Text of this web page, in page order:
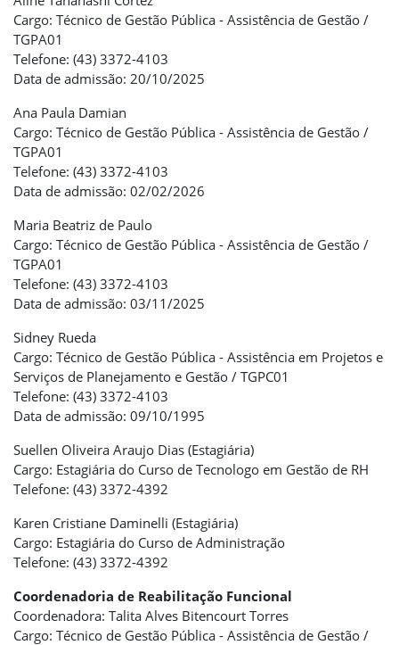
Cargo: Técnico de Gestão Pública - Assistência de Gestão /
TGPA01
Telefone: (43) 3372-4103
Data de admissão: 20/10/2025
Ana Paula Damian
Cargo: Técnico de Gestão Pública - Assistência de Gestão /
TGPA01
Telefone: (43) 3372-4103
Data de admissão: 02/02/2026
Maria Beatriz de Paulo
Cargo: Técnico de Gestão Pública - Assistência de Gestão /
TGPA01
Telefone: (43) 3372-4103
Data de admissão: 03/11/2025
Sidney Rueda
Cargo: Técnico de Gestão Pública - Assistência em Projetos e
Serviços de Planejamento e Gestão / TGPC01
Telefone: (43) 3372-4103
Data de admissão: 09/10/1995
Suellen Oliveira Araujo Dias (Estagiária)
Cargo: Estagiária do Curso de Tecnologo em Gestão de RH
Telefone: (43) 3372-4392
Karen Cristiane Daminelli (Estagiária)
Cargo: Estagiária do Curso de Administração
Telefone: (43) 3372-4392
Coordenadoria de Reabilitação Funcional
Coordenadora: Talita Alves Bitencourt Torres
Cargo: Técnico de Gestão Pública - Assistência de Gestão /